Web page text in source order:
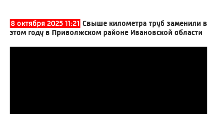
8 октября 2025 11:21 Свыше километра труб заменили в
этом году в Приволжском районе Ивановской области